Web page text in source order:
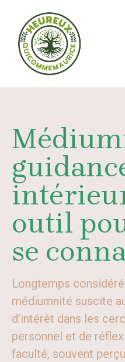
contenu
outil
se
Longtemps
médiumnité suscite
d’intérêt dans les
personnel et de
faculté, souvent